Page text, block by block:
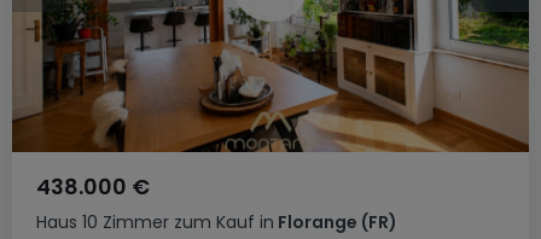
Haus 10 Zimmer zum Kauf in Florange (FR)
438.000 €